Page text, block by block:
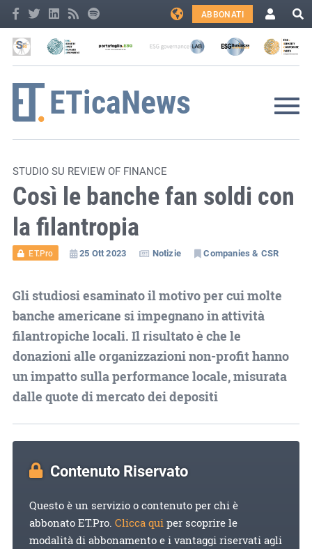
ABBONATI
STUDIO SU REVIEW OF FINANCE
Così le banche fan soldi con
la filantropia
ET.Pro 25 Ott 2023 Notizie Companies & CSR
Gli studiosi esaminato il motivo per cui molte
banche americane si impegnano in attività
filantropiche locali. Il risultato è che le
donazioni alle organizzazioni non-profit hanno
un impatto sulla performance locale, misurata
dalle quote di mercato dei depositi
Contenuto Riservato
Questo è un servizio o contenuto per chi è
abbonato ET.Pro. Clicca quiper scoprire le
modalità di abbonamento e i vantaggi riservati agli